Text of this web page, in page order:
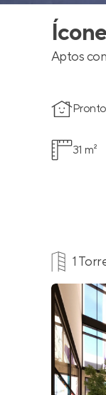
Aptos
31 m²
1